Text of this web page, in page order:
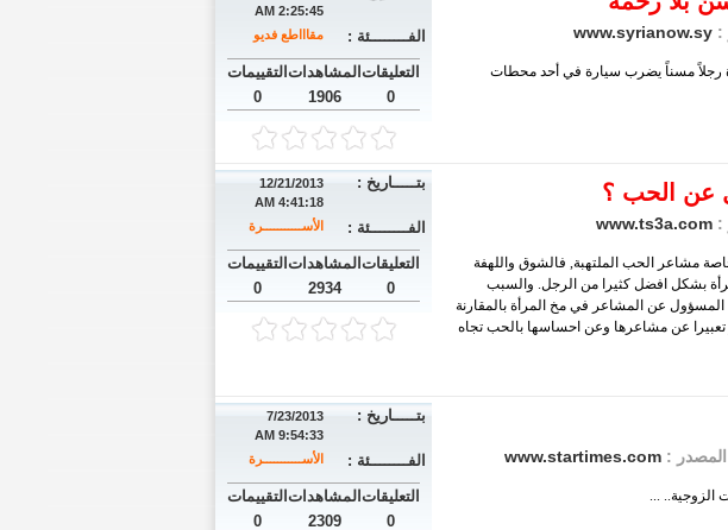
2:25:45 AM
الفــــــــئة : مقاااطع فديو
التعليقات المشاهدات التقييمات
0
1906
0
:
www.syrianow.sy
رجلاً مسناً يضرب سيارة في أحد محطات
بتـــــاريخ :
12/21/2013
4:41:18 AM
الفــــــــئة : الأســـــــــــرة
التعليقات المشاهدات التقييمات
0
2934
0
عن الحب ؟
:
www.ts3a.com
مشاعر الحب الملتهبة, فالشوق واللهفة
بشكل افضل كثيرا من الرجل. والسبب
المسؤول عن المشاعر في مخ المرأة بالمقارنة
عن مشاعرها وعن احساسها بالحب تجاه
بتـــــاريخ :
7/23/2013
9:54:33 AM
الفــــــــئة : الأســـــــــــرة
التعليقات المشاهدات التقييمات
0
2309
0
:
www.startimes.com
الزوجية.. ...